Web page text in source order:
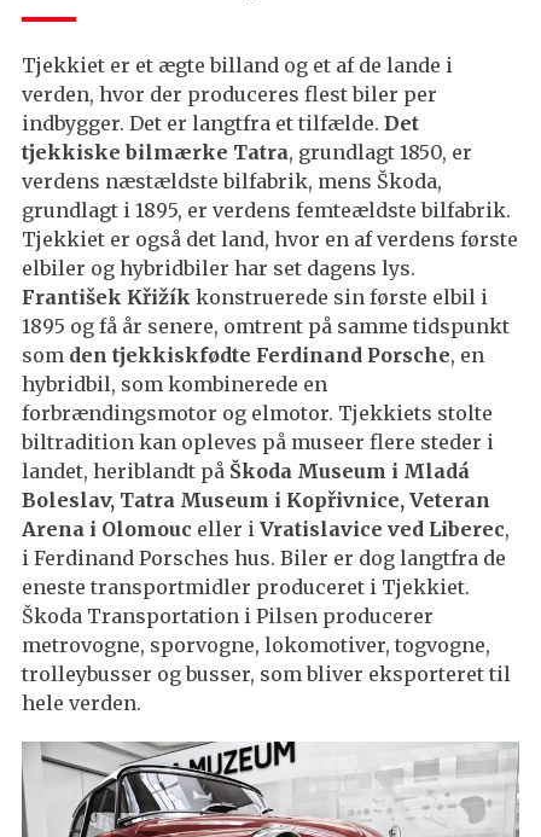
Tjekkiet er et ægte billand og et af de lande i
verden, hvor der produceres flest biler per
indbygger. Det er langtfra et tilfælde. Det
tjekkiske bilmærke Tatra, grundlagt 1850, er
verdens næstældste bilfabrik, mens Škoda,
grundlagt i 1895, er verdens femteældste bilfabrik.
Tjekkiet er også det land, hvor en af verdens første
elbiler og hybridbiler har set dagens lys.
František Křižík konstruerede sin første elbil i
1895 og få år senere, omtrent på samme tidspunkt
som den tjekkiskfødte Ferdinand Porsche, en
hybridbil, som kombinerede en
forbrændingsmotor og elmotor. Tjekkiets stolte
biltradition kan opleves på museer flere steder i
landet, heriblandt på Škoda Museum i Mladá
Boleslav, Tatra Museum i Kopřivnice, Veteran
Arena i Olomouc eller i Vratislavice ved Liberec,
i Ferdinand Porsches hus. Biler er dog langtfra de
eneste transportmidler produceret i Tjekkiet.
Škoda Transportation i Pilsen producerer
metrovogne, sporvogne, lokomotiver, togvogne,
trolleybusser og busser, som bliver eksporteret til
hele verden.